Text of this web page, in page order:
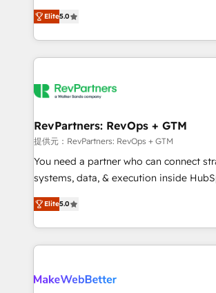
management, systems integration, and
solutions that deliver measurable
transform brand experiences As one of the few full-
service creative agencies in the
winning design to build scalable, globally
marketing campaigns, & RevOps
fuel long-term success We connect the entire
customer lifecycle through seamless
ensure long-term adoption with change-
and service to drive sustainable growth With 6 key
HubSpot accreditations and experience
Elite5.0
RevPartners: RevOps + GTM
提供元：RevPartners: RevOps + GTM
You need a partner who can connect
systems, data, & execution inside
bridge the gap where most agencies fall
combining GTM strategy with technical
solve the right problem with the right
only firm in the world to hold Elite
clients gain a unique advantage in CRM
Elite5.0